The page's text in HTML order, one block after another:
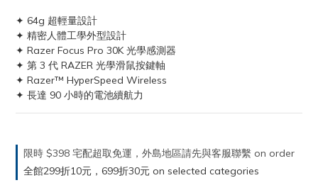
✦ 64g 超輕量設計
✦ 精密人體工學外型設計
✦ Razer Focus Pro 30K 光學感測器
✦ 第 3 代 RAZER 光學滑鼠按鍵軸
✦ Razer™ HyperSpeed Wireless
✦ 長達 90 小時的電池續航力
限時 $398 宅配超取免運，外島地區請先與客服聯繫 on order
全館299折10元，699折30元 on selected categories